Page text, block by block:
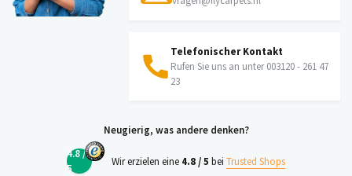
Telefonischer Kontakt
Rufen Sie uns an unter 003120 - 261 47
23
Neugierig, was andere denken?
4.8 /
5
Wir erzielen eine 4.8 / 5 bei Trusted Shops